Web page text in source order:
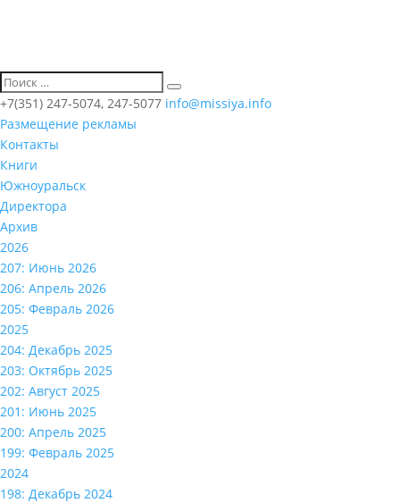
+7(351) 247-5074, 247-5077 info@missiya.info
Размещение рекламы
Контакты
Книги
Южноуральск
Директора
Архив
2026
207: Июнь 2026
206: Апрель 2026
205: Февраль 2026
2025
204: Декабрь 2025
203: Октябрь 2025
202: Август 2025
201: Июнь 2025
200: Апрель 2025
199: Февраль 2025
2024
198: Декабрь 2024